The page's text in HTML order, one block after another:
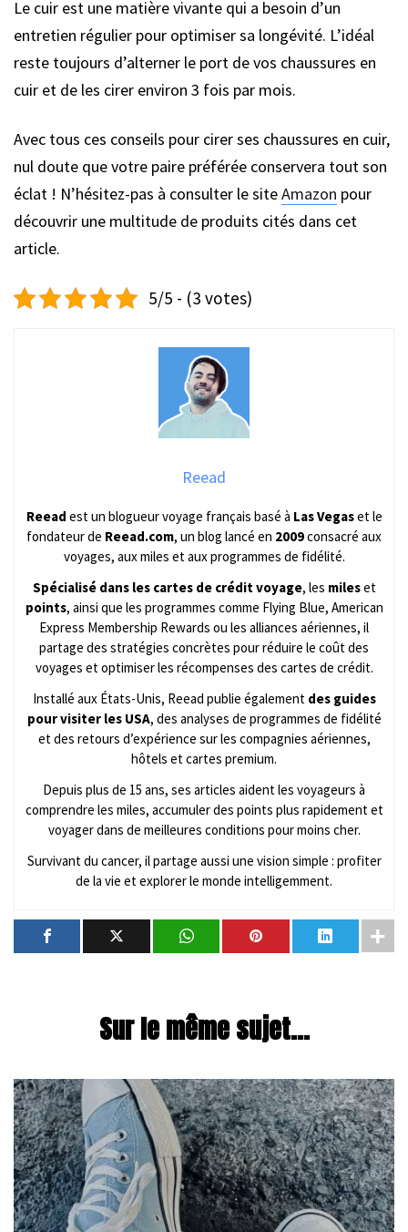
Le cuir est une matière vivante qui a besoin d’un
entretien régulier pour optimiser sa longévité. L’idéal
reste toujours d’alterner le port de vos chaussures en
cuir et de les cirer environ 3 fois par mois.
Avec tous ces conseils pour cirer ses chaussures en cuir,
nul doute que votre paire préférée conservera tout son
éclat ! N’hésitez-pas à consulter le siteAmazon pour
découvrir une multitude de produits cités dans cet
article.
5/5 - (3 votes)
Reead
Reead est un blogueur voyage français basé à Las Vegaset le
fondateur de Reead.com, un blog lancé en 2009consacré aux
voyages, aux miles et aux programmes de fidélité.
Spécialisé dans les cartes de crédit voyage, les mileset
points, ainsi que les programmes comme Flying Blue, American
Express Membership Rewards ou les alliances aériennes, il
partage des stratégies concrètes pour réduire le coût des
voyages et optimiser les récompenses des cartes de crédit.
Installé aux États-Unis, Reead publie également des guides
pour visiter les USA, des analyses de programmes de fidélité
et des retours d’expérience sur les compagnies aériennes,
hôtels et cartes premium.
Depuis plus de 15 ans, ses articles aident les voyageurs à
comprendre les miles, accumuler des points plus rapidement et
voyager dans de meilleures conditions pour moins cher.
Survivant du cancer, il partage aussi une vision simple : profiter
de la vie et explorer le monde intelligemment.
Sur le même sujet...